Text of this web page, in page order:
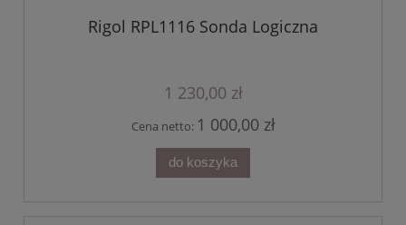
Rigol RPL1116 Sonda Logiczna
1 230,00 zł
Cena netto: 1 000,00 zł
do koszyka